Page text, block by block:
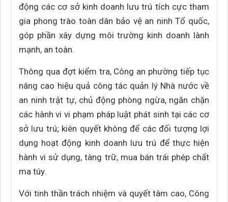
động các cơ sở kinh doanh lưu trú tích cực tham
gia phong trào toàn dân bảo vệ an ninh Tổ quốc,
góp phần xây dựng môi trường kinh doanh lành
mạnh, an toàn.
Thông qua đợt kiểm tra, Công an phường tiếp tục
nâng cao hiệu quả công tác quản lý Nhà nước về
an ninh trật tự, chủ động phòng ngừa, ngăn chặn
các hành vi vi phạm pháp luật phát sinh tại các cơ
sở lưu trú; kiên quyết không để các đối tượng lợi
dụng hoạt động kinh doanh lưu trú để thực hiện
hành vi sử dụng, tàng trữ, mua bán trái phép chất
ma túy.
Với tinh thần trách nhiệm và quyết tâm cao, Công